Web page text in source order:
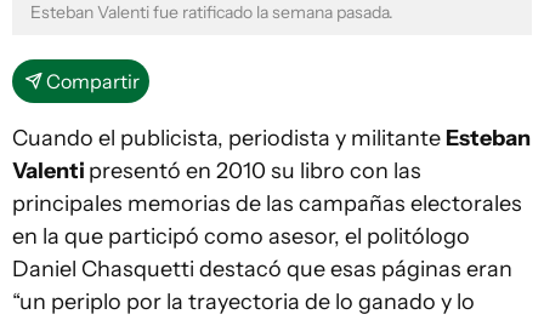
Esteban Valenti fue ratificado la semana pasada.
Compartir
Cuando el publicista, periodista y militante Esteban
Valenti presentó en 2010 su libro con las
principales memorias de las campañas electorales
en la que participó como asesor, el politólogo
Daniel Chasquetti destacó que esas páginas eran
“un periplo por la trayectoria de lo ganado y lo